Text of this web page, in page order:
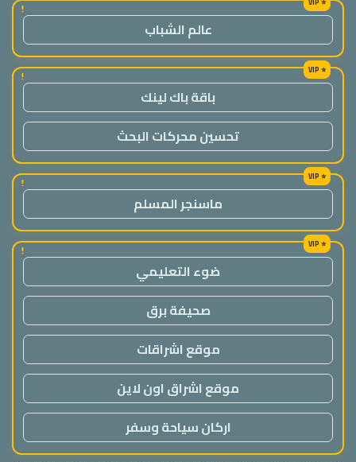
!
عالم الشباب
!
باقة باك لينك
تحسين محركات البحث
!
ماسنجر المسلم
!
ضوء التعليمي
صحيفة برق
موقع اشراقات
موقع اشراق اون لاين
اركان سياحة وسفر